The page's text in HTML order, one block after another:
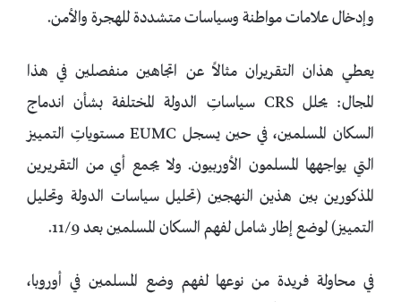
وإدخال علامات مواطنة وسياسات متشددة للهجرة والأمن.
يعطي هذان التقريران مثالاً عن اتجاهين منفصلين في هذا
المجال: يحلل CRS سياساتِ الدولة المختلفة بشأن اندماج
السكان المسلمين، في حين يسجل EUMC مستوياتِ التمييز
التي يواجهها المسلمون الأوربيون. ولا يجمع أي من التقريرين
المذكورين بين هذين النهجين (تحليل سياسات الدولة وتحليل
التمييز) لوضع إطار شامل لفهم السكان المسلمين بعد 11/9.
في محاولة فريدة من نوعها لفهم وضع المسلمين في أوروبا،